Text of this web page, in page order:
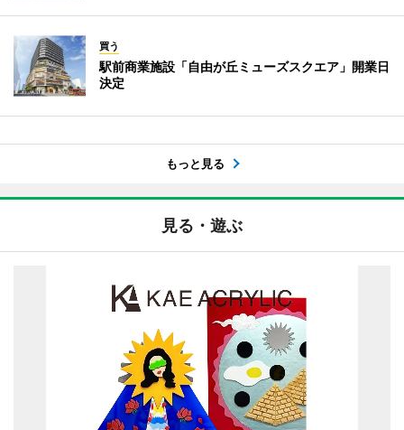
買う
駅前商業施設「自由が丘ミューズスクエア」開業日
決定
もっと見る
見る・遊ぶ